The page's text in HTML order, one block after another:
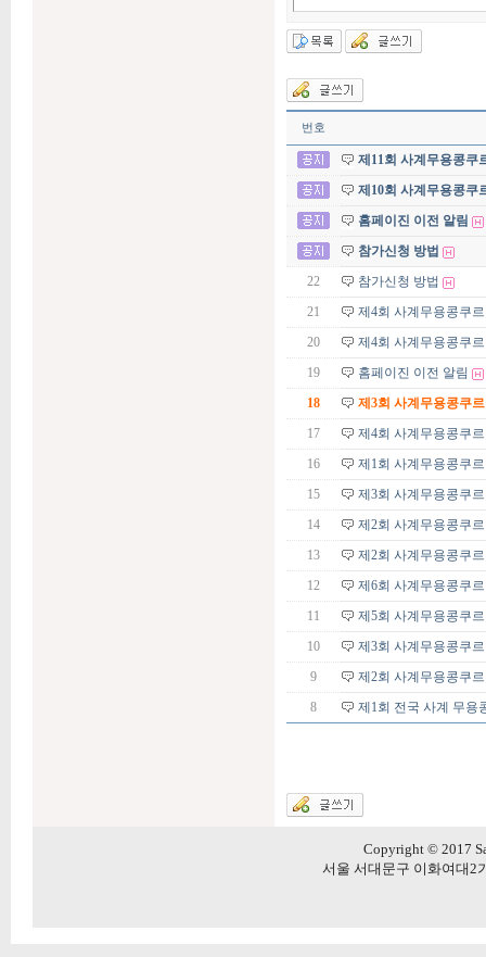
번호
제11회 사계무용콩쿠
제10회 사계무용콩쿠
홈페이진 이전 알림
참가신청 방법
22
참가신청 방법
21
제4회 사계무용콩쿠
20
제4회 사계무용콩쿠
19
홈페이진 이전 알림
18
제3회 사계무용콩쿠
17
제4회 사계무용콩쿠
16
제1회 사계무용콩쿠
15
제3회 사계무용콩쿠
14
제2회 사계무용콩쿠
13
제2회 사계무용콩쿠
12
제6회 사계무용콩쿠
11
제5회 사계무용콩쿠
10
제3회 사계무용콩쿠
9
제2회 사계무용콩쿠
8
제1회 전국 사계 무용
Copyright © 2017
서울 서대문구 이화여대2